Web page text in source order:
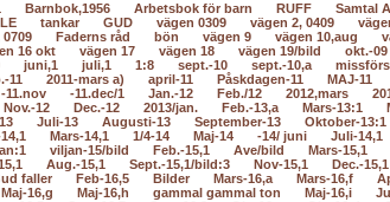
Barnbok,1956 Arbetsbok för barn RUFF Samtal A
tankar GUD vägen 0309 vägen 2, 0409
0709 Faderns råd bön vägen 9 vägen 10,aug
16 okt vägen 17 vägen 18 vägen 19/bild okt.-09
juni,1 juli,1 1:8 sept.-10 sept.-10,a
11 2011-mars a) april-11 Påskdagen-11 MAJ-11
-11.nov -11.dec/1 Jan.-12 Feb./12 2012,mars
Nov.-12 Dec.-12 2013/jan. Feb.-13,a Mars-13:1
Juli-13 Augusti-13 September-13 Oktober-13:1
Mars-14,1 1/4-14 Maj-14 -14/ juni Juli-14,1
viljan-15/bild Feb.-15,1 Ave/bild Mars-15,1
Aug.-15,1 Sept.-15,1/bild:3 Nov-15,1 Dec.-15,1
faller Feb-16,5 Bilder Mars-16,a Mars-16,f
Maj-16,g Maj-16,h gammal gammal ton Maj-16,i